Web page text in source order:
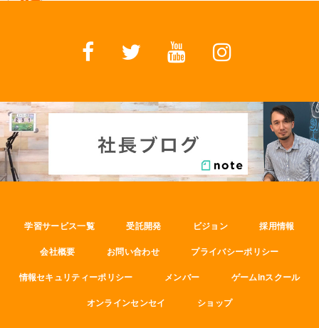
学習サービス一覧 受託開発 ビジョン
採用情報
会社概要
お問い合わせ
プライバシーポリシー
情報セキュリティーポリシー
メンバー
ゲームinスクール
オンラインセンセイ
ショップ